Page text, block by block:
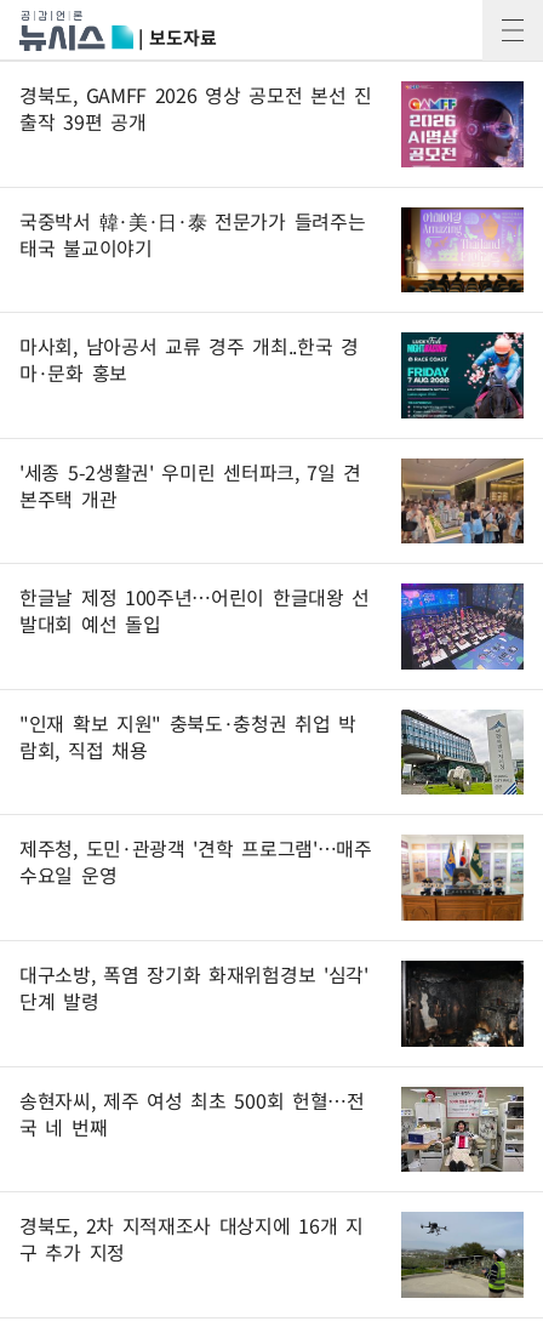
| 보도자료
경북도, GAMFF 2026 영상 공모전 본선 진
출작 39편 공개
국중박서 韓·美·日·泰 전문가가 들려주는
태국 불교이야기
마사회, 남아공서 교류 경주 개최..한국 경
마·문화 홍보
'세종 5-2생활권' 우미린 센터파크, 7일 견
본주택 개관
한글날 제정 100주년…어린이 한글대왕 선
발대회 예선 돌입
"인재 확보 지원" 충북도·충청권 취업 박
람회, 직접 채용
제주청, 도민·관광객 '견학 프로그램'…매주
수요일 운영
대구소방, 폭염 장기화 화재위험경보 '심각'
단계 발령
송현자씨, 제주 여성 최초 500회 헌혈…전
국 네 번째
경북도, 2차 지적재조사 대상지에 16개 지
구 추가 지정